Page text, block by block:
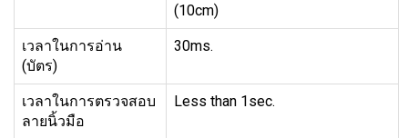
(10cm)
เวลาในการอ่าน
(บัตร)
30ms.
เวลาในการตรวจสอบ
ลายนิ้วมือ
Less than 1sec.